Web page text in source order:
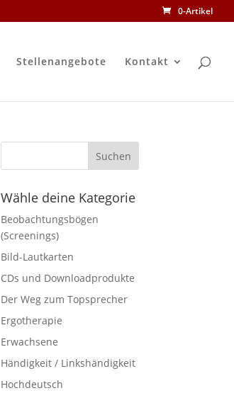
0-Artikel
Stellenangebote Kontakt
Wähle deine Kategorie
Beobachtungsbögen
(Screenings)
Bild-Lautkarten
CDs und Downloadprodukte
Der Weg zum Topsprecher
Ergotherapie
Erwachsene
Händigkeit / Linkshändigkeit
Hochdeutsch